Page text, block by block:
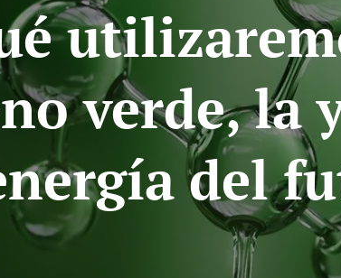
verde, la
del